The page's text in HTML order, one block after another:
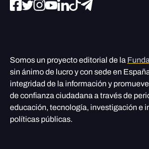
Somos un proyecto editorial de la
sin ánimo de lucro y con sede en
integridad de la información y
de confianza ciudadana a través de
educación, tecnología, investigación e
políticas públicas.